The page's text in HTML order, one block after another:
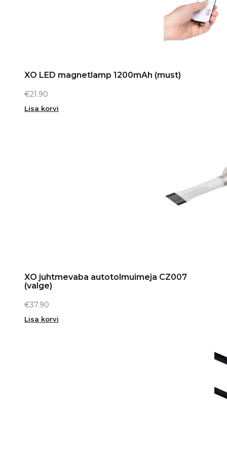
XO LED magnetlamp 1200mAh (must)
€21.90
Lisa korvi
XO juhtmevaba autotolmuimeja CZ007
(valge)
€37.90
Lisa korvi